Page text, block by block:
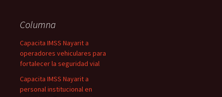
Columna
Capacita IMSS Nayarit a
operadores vehiculares para
fortalecer la seguridad vial
Capacita IMSS Nayarit a
personal institucional en